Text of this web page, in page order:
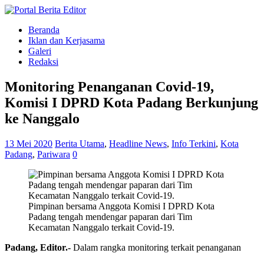
Beranda
Iklan dan Kerjasama
Galeri
Redaksi
Monitoring Penanganan Covid-19,
Komisi I DPRD Kota Padang Berkunjung
ke Nanggalo
13 Mei 2020 Berita Utama, Headline News, Info Terkini, Kota
Padang, Pariwara 0
Pimpinan bersama Anggota Komisi I DPRD Kota
Padang tengah mendengar paparan dari Tim
Kecamatan Nanggalo terkait Covid-19.
Padang, Editor.- Dalam rangka monitoring terkait penanganan